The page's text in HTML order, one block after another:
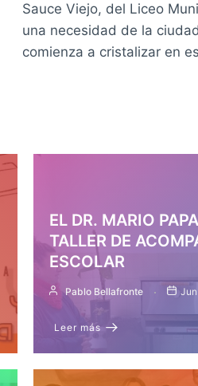
Sauce Viejo, del Liceo
una necesidad de la
comienza a cristalizar en
EL DR. MARIO
TALLER DE
ESCOLAR
Pablo Bellafronte
Leer más